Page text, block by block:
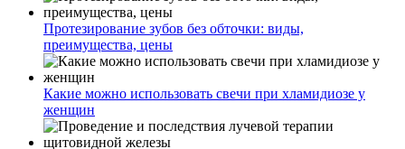
Протезирование зубов без обточки: виды,
преимущества, цены
Какие можно использовать свечи при хламидиозе у
женщин